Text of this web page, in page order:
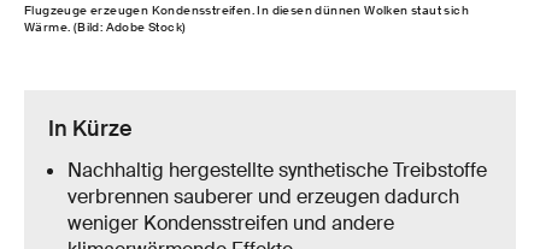
Flugzeuge erzeugen Kondensstreifen. In diesen dünnen Wolken staut sich
Wärme. (Bild: Adobe Stock)
In Kürze
Nachhaltig hergestellte synthetische Treibstoffe
verbrennen sauberer und erzeugen dadurch
weniger Kondensstreifen und andere